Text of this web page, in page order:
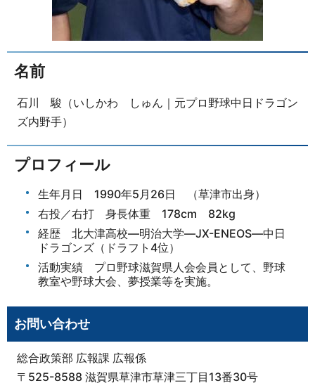
名前
石川 駿（いしかわ しゅん｜元プロ野球中日ドラゴン
ズ内野手）
プロフィール
生年月日 1990年5月26日 （草津市出身）
右投／右打 身長体重 178cm 82kg
経歴 北大津高校―明治大学―JX-ENEOS―中日
ドラゴンズ（ドラフト4位）
活動実績 プロ野球滋賀県人会会員として、野球
教室や野球大会、夢授業等を実施。
お問い合わせ
総合政策部 広報課 広報係
〒525-8588 滋賀県草津市草津三丁目13番30号